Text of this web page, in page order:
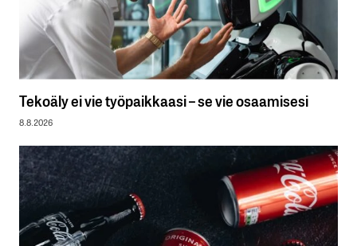
Tekoäly ei vie työpaikkaasi – se vie osaamisesi
8.8.2026